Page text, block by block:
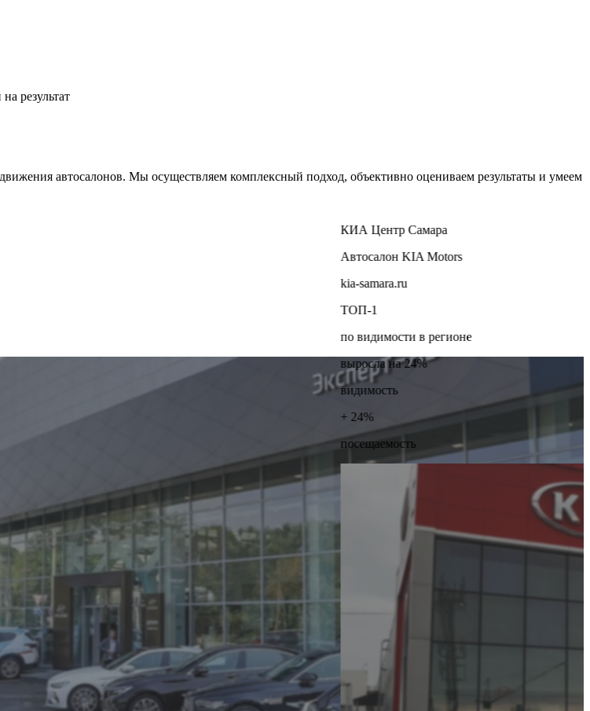
результат
автосалонов. Мы осуществляем комплексный подход, объективно оцениваем результаты и умеем
КИА Центр Самара
Автосалон KIA Motors
kia-samara.ru
ТОП-1
по видимости в регионе
выросла на 24%
видимость
+ 24%
посещаемость